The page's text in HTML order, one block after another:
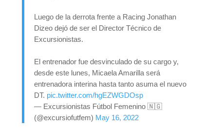
Luego de la derrota frente a Racing Jonathan
Dizeo dejó de ser el Director Técnico de
Excursionistas.
El entrenador fue desvinculado de su cargo y,
desde este lunes, Micaela Amarilla será
entrenadora interina hasta tanto asuma el nuevo
DT. pic.twitter.com/hgEZWGDOsp
— Excursionistas Fútbol Femenino 🇳🇬
(@excursiofutfem) May 16, 2022